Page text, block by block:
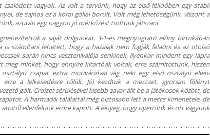
csalódott vagyok. Az volt a tervünk, hogy az első félidőben egy stabil
de sajnos ez a korai góllal borult. Volt még lehetőségünk, viszont a
azután egy nagyon jó mérkőzést tudtunk játszani.
a saját dolgunkat. 3-1-es megnyugtató előny birtokában
számítani lehetett, hogy a hazaiak nem fogják feladni és az utolsó
során nincs vesztenivalója senkinek, ilyenkor mindent egy lapra
meg minket, hogy ennyire kitartóak voltak, erre számítottunk, hiszen
csapat extra motivációval vág neki egy első osztályú elleni
erre a lelkesedésre tőlük. Jól kezdtük a meccset, gyorsan fölényt
gólt. Croizet sérülésével kisebb zavar állt be a játékosok között, de
A harmadik találattal még biztosabb lett a meccs kimenetele, de
ellenfelünk erőre kapott. A lényeg, hogy nyertünk és ott vagyunk